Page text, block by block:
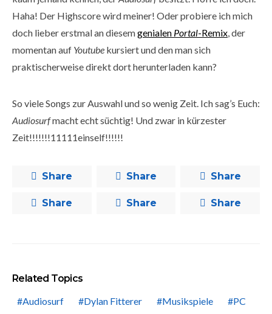
Haha! Der Highscore wird meiner! Oder probiere ich mich
doch lieber erstmal an diesemgenialen Portal-Remix, der
momentan auf Youtube kursiert und den man sich
praktischerweise direkt dort herunterladen kann?
So viele Songs zur Auswahl und so wenig Zeit. Ich sag’s Euch:
Audiosurfmacht echt süchtig! Und zwar in kürzester
Zeit!!!!!!!11111einself!!!!!!
Share Share Share
Share Share Share
Related Topics
Audiosurf
Dylan Fitterer Musikspiele
PC